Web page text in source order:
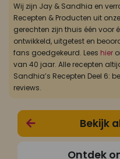
Wij zijn Jay & Sandhia en
Recepten & Producten uit
gerechten zijn thuis één voor
ontwikkeld, uitgetest en
fans goedgekeurd. Lees hier
van 40 jaar. Alle recepten
Sandhia’s Recepten Deel 6:
reviews.
Bekijk
Ontdek